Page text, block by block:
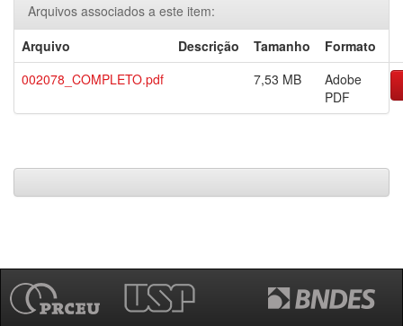
Arquivos associados a este item:
Arquivo
Descrição Tamanho
Formato
002078_COMPLETO.pdf
7,53 MB
Adobe
PDF